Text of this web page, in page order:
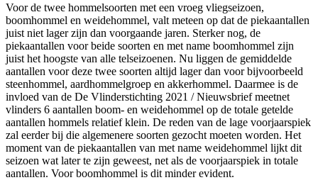
Voor de twee hommelsoorten met een vroeg vliegseizoen,
boomhommel en weidehommel, valt meteen op dat de piekaantallen
juist niet lager zijn dan voorgaande jaren. Sterker nog, de
piekaantallen voor beide soorten en met name boomhommel zijn
juist het hoogste van alle telseizoenen. Nu liggen de gemiddelde
aantallen voor deze twee soorten altijd lager dan voor bijvoorbeeld
steenhommel, aardhommelgroep en akkerhommel. Daarmee is de
invloed van de De Vlinderstichting 2021 / Nieuwsbrief meetnet
vlinders 6 aantallen boom- en weidehommel op de totale getelde
aantallen hommels relatief klein. De reden van de lage voorjaarspiek
zal eerder bij die algemenere soorten gezocht moeten worden. Het
moment van de piekaantallen van met name weidehommel lijkt dit
seizoen wat later te zijn geweest, net als de voorjaarspiek in totale
aantallen. Voor boomhommel is dit minder evident.